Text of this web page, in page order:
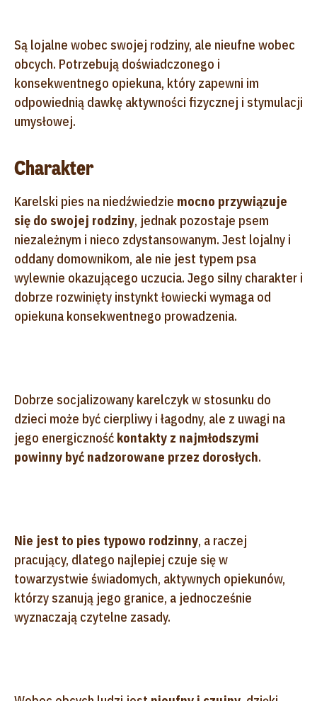
Są lojalne wobec swojej rodziny, ale nieufne wobec
obcych. Potrzebują doświadczonego i
konsekwentnego opiekuna, który zapewni im
odpowiednią dawkę aktywności fizycznej i stymulacji
umysłowej.
Charakter
Karelski pies na niedźwiedzie mocno przywiązuje
się do swojej rodziny, jednak pozostaje psem
niezależnym i nieco zdystansowanym. Jest lojalny i
oddany domownikom, ale nie jest typem psa
wylewnie okazującego uczucia. Jego silny charakter i
dobrze rozwinięty instynkt łowiecki wymaga od
opiekuna konsekwentnego prowadzenia.
Dobrze socjalizowany karelczyk w stosunku do
dzieci może być cierpliwy i łagodny, ale z uwagi na
jego energiczność kontakty z najmłodszymi
powinny być nadzorowane przez dorosłych.
Nie jest to pies typowo rodzinny, a raczej
pracujący, dlatego najlepiej czuje się w
towarzystwie świadomych, aktywnych opiekunów,
którzy szanują jego granice, a jednocześnie
wyznaczają czytelne zasady.